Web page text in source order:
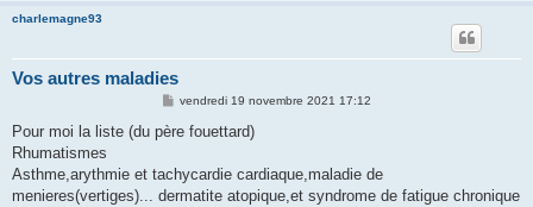
charlemagne93
Vos autres maladies
M
s
g
e
vendredi 19 novembre 2021 17:12
Pour moi la liste (du père fouettard)
Rhumatismes
Asthme,arythmie et tachycardie cardiaque,maladie de
menieres(vertiges)... dermatite atopique,et syndrome de fatigue chronique